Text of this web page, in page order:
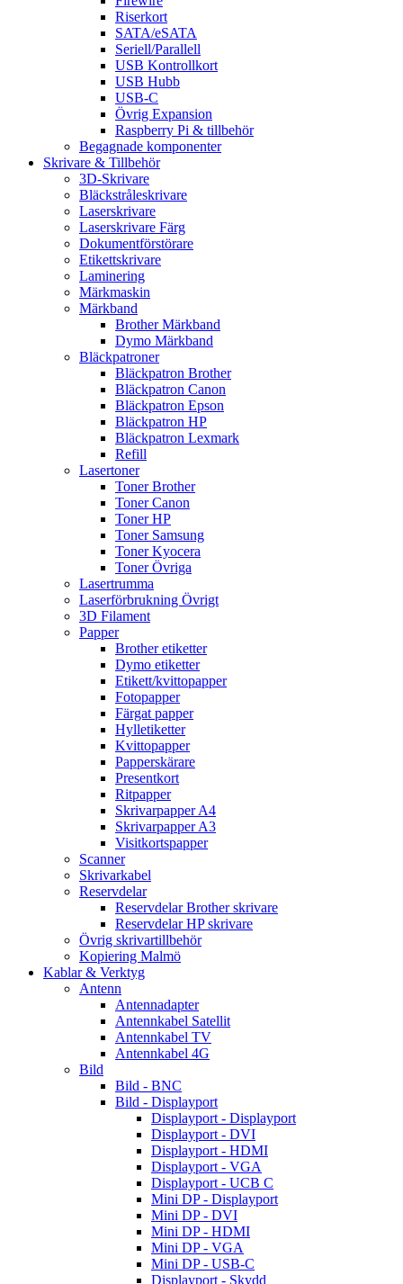
Riserkort
SATA/eSATA
Seriell/Parallell
USB Kontrollkort
USB Hubb
USB-C
Övrig Expansion
Raspberry Pi & tillbehör
Begagnade komponenter
Skrivare & Tillbehör
3D-Skrivare
Bläckstråleskrivare
Laserskrivare
Laserskrivare Färg
Dokumentförstörare
Etikettskrivare
Laminering
Märkmaskin
Märkband
Brother Märkband
Dymo Märkband
Bläckpatroner
Bläckpatron Brother
Bläckpatron Canon
Bläckpatron Epson
Bläckpatron HP
Bläckpatron Lexmark
Refill
Lasertoner
Toner Brother
Toner Canon
Toner HP
Toner Samsung
Toner Kyocera
Toner Övriga
Lasertrumma
Laserförbrukning Övrigt
3D Filament
Papper
Brother etiketter
Dymo etiketter
Etikett/kvittopapper
Fotopapper
Färgat papper
Hylletiketter
Kvittopapper
Papperskärare
Presentkort
Ritpapper
Skrivarpapper A4
Skrivarpapper A3
Visitkortspapper
Scanner
Skrivarkabel
Reservdelar
Reservdelar Brother skrivare
Reservdelar HP skrivare
Övrig skrivartillbehör
Kopiering Malmö
Kablar & Verktyg
Antenn
Antennadapter
Antennkabel Satellit
Antennkabel TV
Antennkabel 4G
Bild
Bild - BNC
Bild - Displayport
Displayport - Displayport
Displayport - DVI
Displayport - HDMI
Displayport - VGA
Displayport - UCB C
Mini DP - Displayport
Mini DP - DVI
Mini DP - HDMI
Mini DP - VGA
Mini DP - USB-C
Displayport - Skydd